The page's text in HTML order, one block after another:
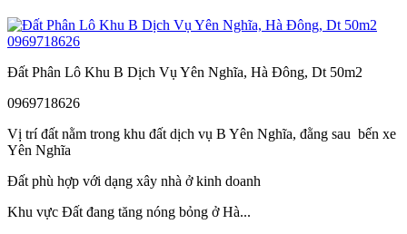
Đất Phân Lô Khu B Dịch Vụ Yên Nghĩa, Hà Đông, Dt 50m2
0969718626
Vị trí đất nằm trong khu đất dịch vụ B Yên Nghĩa, đằng sau bến xe
Yên Nghĩa
Đất phù hợp với dạng xây nhà ở kinh doanh
Khu vực Đất đang tăng nóng bỏng ở Hà...